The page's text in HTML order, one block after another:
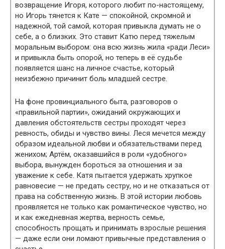
возвращение Игоря, которого любит по-настоящему,
но Игорь тянется к Кате — спокойной, скромной и
надежной, той самой, которая привыкла думать не о
себе, а о близких. Это ставит Катю перед тяжелым
моральным выбором: она всю жизнь жила «ради Леси»
и привыкла быть опорой, но теперь в её судьбе
появляется шанс на личное счастье, который
неизбежно причинит боль младшей сестре.
На фоне провинциального быта, разговоров о
«правильной партии», ожиданий окружающих и
давления обстоятельств сестры проходят через
ревность, обиды и чувство вины. Леся мечется между
образом идеальной любви и обязательствами перед
женихом; Артём, оказавшийся в роли «удобного»
выбора, вынужден бороться за отношения и за
уважение к себе. Катя пытается удержать хрупкое
равновесие — не предать сестру, но и не отказаться от
права на собственную жизнь. В этой истории любовь
проявляется не только как романтическое чувство, но
и как ежедневная жертва, верность семье,
способность прощать и принимать взрослые решения
— даже если они ломают привычные представления о